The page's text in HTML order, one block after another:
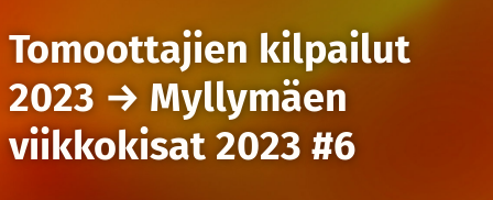
Tomoottajien kilpailut
2023 → Myllymäen
viikkokisat 2023 #6